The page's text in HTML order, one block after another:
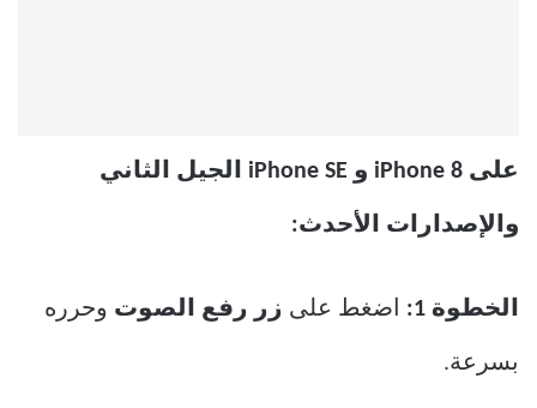
على iPhone 8 و iPhone SE الجيل الثاني
والإصدارات الأحدث:
الخطوة 1: اضغط على زر رفع الصوت وحرره
بسرعة.